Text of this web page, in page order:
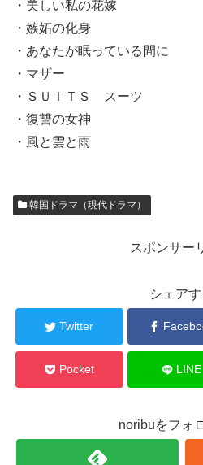
・美しい私の花嫁
・嫉妬の化身
・あなたが眠っている間に
・マザー
・ＳＵＩＴＳ スーツ
・復讐の女神
・風と雲と雨
韓国ドラマ（現代ドラマ）
スポンサー
シェアす
Twitter
Pocket LINE
noribuをフォ